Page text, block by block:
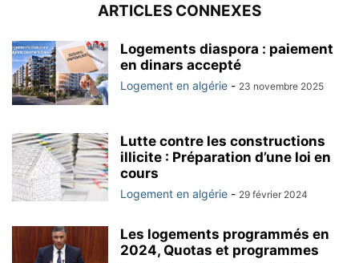
ARTICLES CONNEXES
Logements diaspora : paiement
en dinars accepté
Logement en algérie - 23 novembre 2025
Lutte contre les constructions
illicite : Préparation d’une loi en
cours
Logement en algérie - 29 février 2024
Les logements programmés en
2024, Quotas et programmes